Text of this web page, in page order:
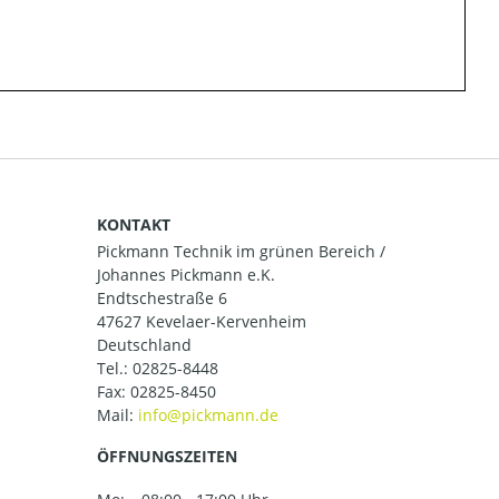
KONTAKT
Pickmann Technik im grünen Bereich /
Johannes Pickmann e.K.
Endtschestraße 6
47627 Kevelaer-Kervenheim
Deutschland
Tel.: 02825-8448
Fax: 02825-8450
Mail:
ÖFFNUNGSZEITEN